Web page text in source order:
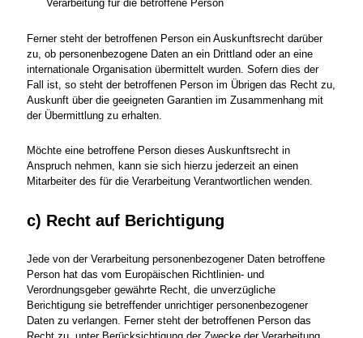
Verarbeitung für die betroffene Person
Ferner steht der betroffenen Person ein Auskunftsrecht darüber
zu, ob personenbezogene Daten an ein Drittland oder an eine
internationale Organisation übermittelt wurden. Sofern dies der
Fall ist, so steht der betroffenen Person im Übrigen das Recht zu,
Auskunft über die geeigneten Garantien im Zusammenhang mit
der Übermittlung zu erhalten.
Möchte eine betroffene Person dieses Auskunftsrecht in
Anspruch nehmen, kann sie sich hierzu jederzeit an einen
Mitarbeiter des für die Verarbeitung Verantwortlichen wenden.
c) Recht auf Berichtigung
Jede von der Verarbeitung personenbezogener Daten betroffene
Person hat das vom Europäischen Richtlinien- und
Verordnungsgeber gewährte Recht, die unverzügliche
Berichtigung sie betreffender unrichtiger personenbezogener
Daten zu verlangen. Ferner steht der betroffenen Person das